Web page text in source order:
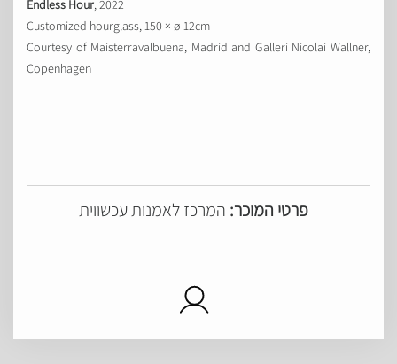
Endless Hour , 2022
Customized hourglass, 150 × ø 12cm
Courtesy of Maisterravalbuena, Madrid and Galleri Nicolai Wallner,
Copenhagen
פרטי המוכר: המרכז לאמנות עכשווית